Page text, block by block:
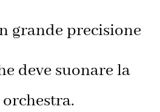
grande precisione
deve suonare la
orchestra.